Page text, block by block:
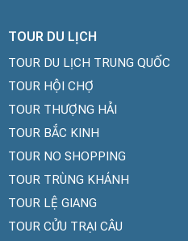
TOUR DU LỊCH
TOUR DU LỊCH TRUNG QUỐC
TOUR HỘI CHỢ
TOUR THƯỢNG HẢI
TOUR BẮC KINH
TOUR NO SHOPPING
TOUR TRÙNG KHÁNH
TOUR LỆ GIANG
TOUR CỬU TRẠI CÂU